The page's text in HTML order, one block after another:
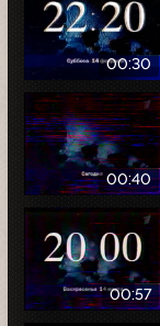
00:30
00:40
00:57